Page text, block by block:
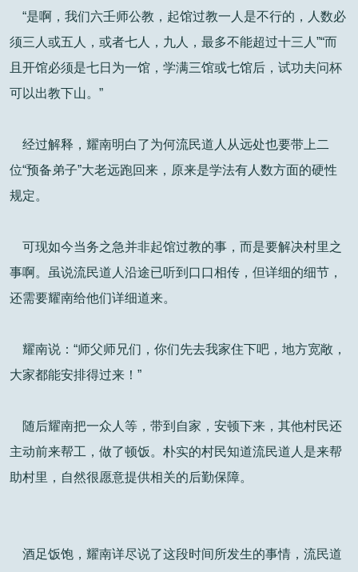
“是啊，我们六壬师公教，起馆过教一人是不行的，人数必
须三人或五人，或者七人，九人，最多不能超过十三人”“而
且开馆必须是七日为一馆，学满三馆或七馆后，试功夫问杯
可以出教下山。”
经过解释，耀南明白了为何流民道人从远处也要带上二
位“预备弟子”大老远跑回来，原来是学法有人数方面的硬性
规定。
可现如今当务之急并非起馆过教的事，而是要解决村里之
事啊。虽说流民道人沿途已听到口口相传，但详细的细节，
还需要耀南给他们详细道来。
耀南说：“师父师兄们，你们先去我家住下吧，地方宽敞，
大家都能安排得过来！”
随后耀南把一众人等，带到自家，安顿下来，其他村民还
主动前来帮工，做了顿饭。朴实的村民知道流民道人是来帮
助村里，自然很愿意提供相关的后勤保障。
酒足饭饱，耀南详尽说了这段时间所发生的事情，流民道